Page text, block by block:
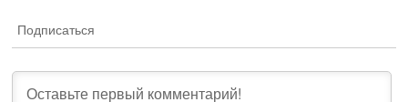
Подписаться